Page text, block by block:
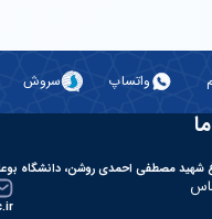
واتساپ سروش
شهید مصطفی احمدی روشن، دانشگاه